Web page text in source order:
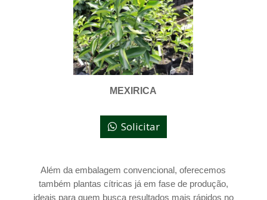
MEXIRICA
Solicitar
Além da embalagem convencional, oferecemos
também plantas cítricas já em fase de produção,
ideais para quem busca resultados mais rápidos no